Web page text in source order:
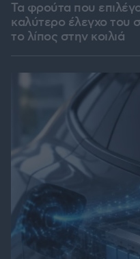
Τα φρούτα που
καλύτερο έλεγχο του
το λίπος στην κοιλιά